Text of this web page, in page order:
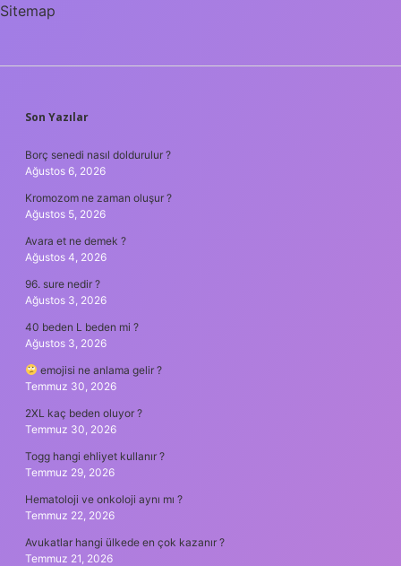
Sitemap
SIDEBAR
Son Yazılar
Borç senedi nasıl doldurulur ?
Ağustos 6, 2026
Kromozom ne zaman oluşur ?
Ağustos 5, 2026
Avara et ne demek ?
Ağustos 4, 2026
96. sure nedir ?
Ağustos 3, 2026
40 beden L beden mi ?
Ağustos 3, 2026
emojisi ne anlama gelir ?
Temmuz 30, 2026
2XL kaç beden oluyor ?
Temmuz 30, 2026
Togg hangi ehliyet kullanır ?
Temmuz 29, 2026
Hematoloji ve onkoloji aynı mı ?
Temmuz 22, 2026
Avukatlar hangi ülkede en çok kazanır ?
Temmuz 21, 2026